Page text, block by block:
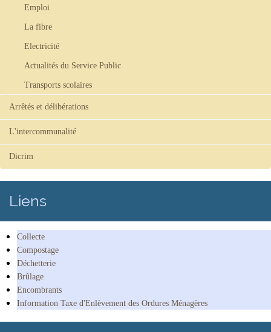
Emploi
La fibre
Electricité
Actualités du Service Public
Transports scolaires
Arrêtés et délibérations
L'intercommunalité
Dicrim
Liens
Collecte
Compostage
Déchetterie
Brûlage
Encombrants
Information Taxe d'Enlèvement des Ordures Ménagères